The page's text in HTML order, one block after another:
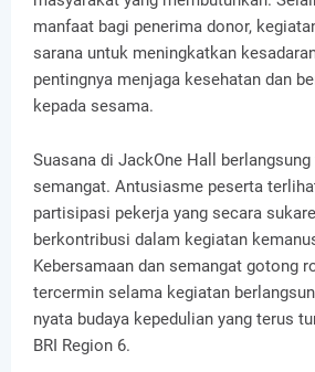
manfaat bagi penerima donor,
sarana untuk meningkatkan
pentingnya menjaga kesehatan dan
kepada sesama.
Suasana di JackOne Hall
semangat. Antusiasme peserta
partisipasi pekerja yang secara
berkontribusi dalam kegiatan
Kebersamaan dan semangat gotong
tercermin selama kegiatan
nyata budaya kepedulian yang terus
BRI Region 6.